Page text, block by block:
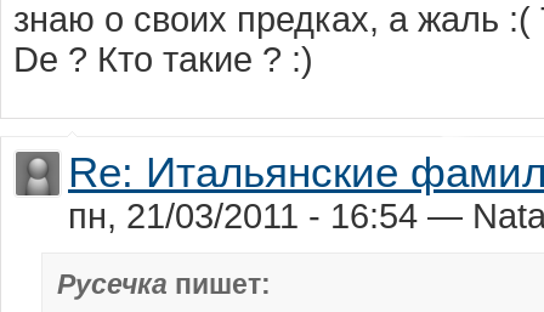
знаю о своих предках, а жаль :(
De ? Кто такие ? :)
Re: Итальянские
пн, 21/03/2011 - 16:54 —
Русечка пишет: